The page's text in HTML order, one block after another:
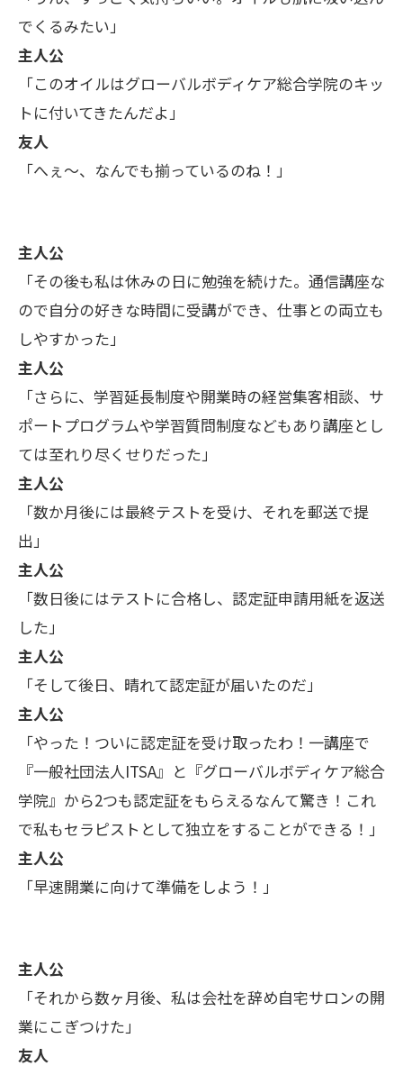
でくるみたい」
主人公
「このオイルはグローバルボディケア総合学院のキッ
トに付いてきたんだよ」
友人
「へぇ〜、なんでも揃っているのね！」
主人公
「その後も私は休みの日に勉強を続けた。通信講座な
ので自分の好きな時間に受講ができ、仕事との両立も
しやすかった」
主人公
「さらに、学習延長制度や開業時の経営集客相談、サ
ポートプログラムや学習質問制度などもあり講座とし
ては至れり尽くせりだった」
主人公
「数か月後には最終テストを受け、それを郵送で提
出」
主人公
「数日後にはテストに合格し、認定証申請用紙を返送
した」
主人公
「そして後日、晴れて認定証が届いたのだ」
主人公
「やった！ついに認定証を受け取ったわ！一講座で
『一般社団法人ITSA』と『グローバルボディケア総合
学院』から2つも認定証をもらえるなんて驚き！これ
で私もセラピストとして独立をすることができる！」
主人公
「早速開業に向けて準備をしよう！」
主人公
「それから数ヶ月後、私は会社を辞め自宅サロンの開
業にこぎつけた」
友人